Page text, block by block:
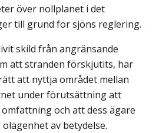
över nollplanet i det
till grund för sjöns reglering.
skild från angränsande
att stranden förskjutits, har
att nyttja området mellan
under förutsättning att
och att dess ägare
av betydelse.